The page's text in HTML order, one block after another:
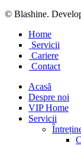
© Blashine.
Home
Servicii
Cariere
Contact
Acasă
Despre noi
VIP Home
Servicii